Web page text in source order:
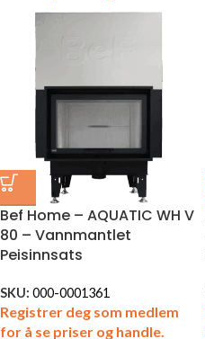
Bef Home – AQUATIC WH V
80 – Vannmantlet
Peisinnsats
SKU: 000-0001361
Registrer deg som medlem
for å se priser og handle.